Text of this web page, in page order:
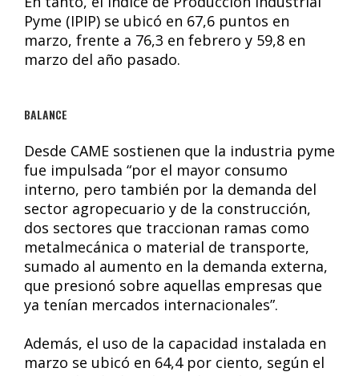
Pyme (IPIP) se ubicó en 67,6 puntos en
marzo, frente a 76,3 en febrero y 59,8 en
marzo del año pasado.
BALANCE
Desde CAME sostienen que la industria pyme
fue impulsada “por el mayor consumo
interno, pero también por la demanda del
sector agropecuario y de la construcción,
dos sectores que traccionan ramas como
metalmecánica o material de transporte,
sumado al aumento en la demanda externa,
que presionó sobre aquellas empresas que
ya tenían mercados internacionales”.
Además, el uso de la capacidad instalada en
marzo se ubicó en 64,4 por ciento, según el